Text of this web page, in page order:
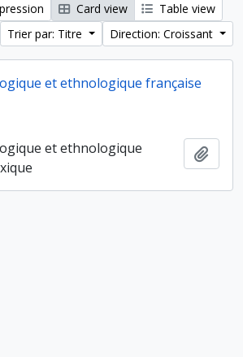
Card view
Table view
Trier par: Titre
Direction: Croissant
et ethnologique française
et ethnologique